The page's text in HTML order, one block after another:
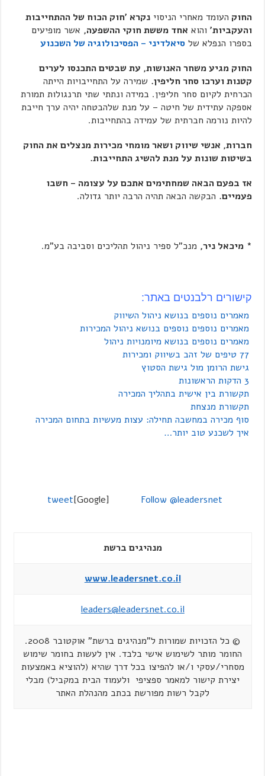
החוק העומד מאחרי הניסוינקרא 'חוק הכוח של ההתחייבות
והעקביות' והוא אחד מששת חוקי ההשפעה, אשר מופיעים
בספרו הנפלא שלסיאלדיני – הפסיכולוגיה של השכנוע
החוק מגיע משחר האנושות, עת שבטים התכנסו לערים
קטנות וערכו סחר חליפין. שמירה על התחייבויות הייתה
הכרחית לקיום סחר חליפין. במידה ונתתי שתי תרנגולות תמורת
אספקה עתידית של חיטה – על מנת שלהבטחה יהיה ערך חייבת
להיות נורמה חברתית של עמידה בהתחייבות.
חברות, אנשי שיווק ושאר מומחי מכירות מנצלים את החוק
בשיטות שונות על מנת להשיג התחייבות.
אז בפעם הבאה שמחתימים אתכם על עצומה – חשבו
פעמיים. הבקשה הבאה תהיה הרבה יותר גדולה.
* מיכאל ניר, מנכ"ל ספיר ניהול תהליכים וסביבה בע"מ.
קישורים רלבנטים באתר:
מאמרים נוספים בנושא ניהול השיווק
מאמרים נוספים נוספים בנושא ניהול המכירות
מאמרים נוספים בנושא מיומנויות ניהול
77 טיפים של זהב בשיווק ומכירות
גישת הרומן מול גישת הסטוץ
‏תקשורת בין אישית בתהליך המכירה
תקשורת מנצחת
‏סוף מכירה במחשבה תחילה: עצות מעשיות בתחום המכירה
איך לשכנע טוב יותר…
tweet[Google] Follow @leadersnet
מנהיגים ברשת
www.leadersnet.co.il
leaders@leadersnet.co.il
© כל הזכויות שמורות ל"מנהיגים ברשת" אוקטובר 2008.
החומר מותר לשימוש אישי בלבד. אין לעשות בחומר שימוש
מסחרי/עסקי ו/או להפיצו בכל דרך שהיא (להוציא באמצעות
יצירת קישור למאמר ספציפי ולעמוד הבית במקביל) מבלי
לקבל רשות מפורשת בכתב מהנהלת האתר